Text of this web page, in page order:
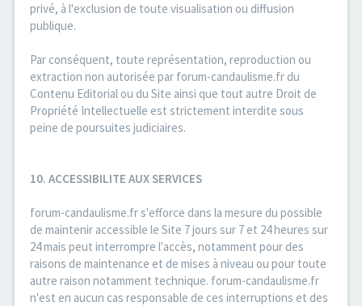
privé, à l'exclusion de toute visualisation ou diffusion
publique.
Par conséquent, toute représentation, reproduction ou
extraction non autorisée par forum-candaulisme.fr du
Contenu Editorial ou du Site ainsi que tout autre Droit de
Propriété Intellectuelle est strictement interdite sous
peine de poursuites judiciaires.
10. ACCESSIBILITE AUX SERVICES
forum-candaulisme.fr s'efforce dans la mesure du possible
de maintenir accessible le Site 7 jours sur 7 et 24 heures sur
24 mais peut interrompre l'accès, notamment pour des
raisons de maintenance et de mises à niveau ou pour toute
autre raison notamment technique. forum-candaulisme.fr
n'est en aucun cas responsable de ces interruptions et des